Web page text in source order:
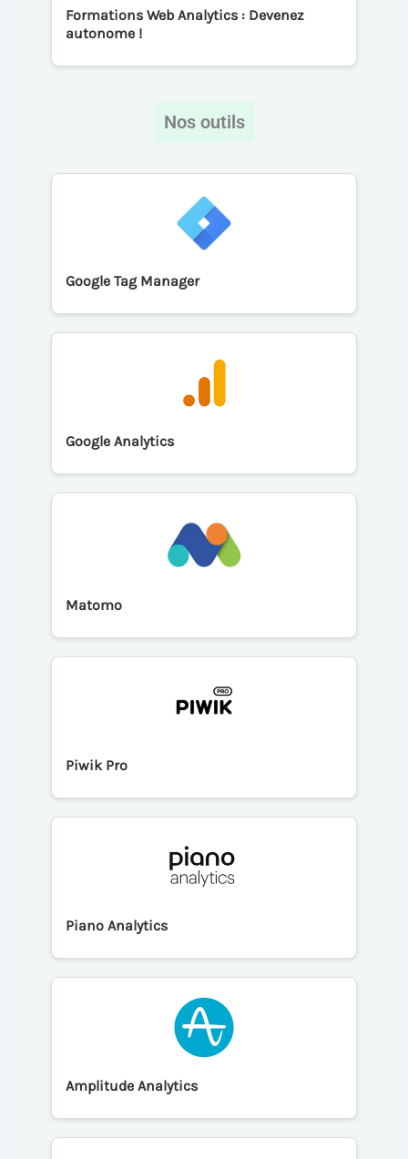
Formations Web Analytics : Devenez
autonome !
Nos outils
Google Tag Manager
Google Analytics
Matomo
Piwik Pro
Piano Analytics
Amplitude Analytics